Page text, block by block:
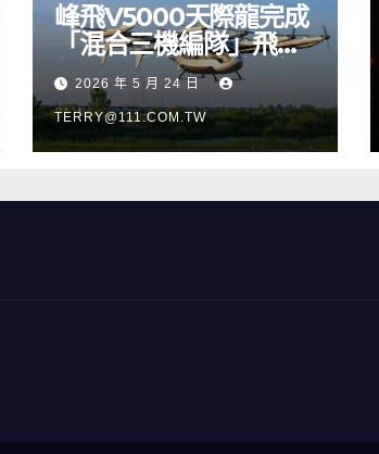
峰飛V5000天際龍完成
「混合三機編隊」飛
行，正式進入適航取證
階段
2026 年 5 月 24 日
TERRY@111.COM.TW